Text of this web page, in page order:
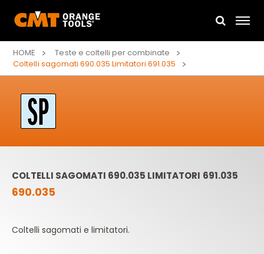
HOME
Teste e coltelli per combinate
Coltelli sagomati 690.035 Limitatori 691.035
COLTELLI SAGOMATI 690.035 LIMITATORI 691.035
690.035
Coltelli sagomati e limitatori.